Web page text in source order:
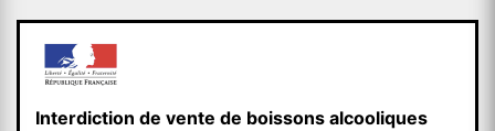
Interdiction de vente de boissons alcooliques